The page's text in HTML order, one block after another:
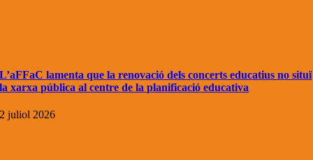
L’aFFaC lamenta que la renovació dels concerts educatius no situï
la xarxa pública al centre de la planificació educativa
2 juliol 2026